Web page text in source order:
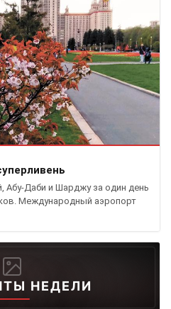
Абу-Даби и Шарджу за один день
Международный аэропорт
НЕДЕЛИ